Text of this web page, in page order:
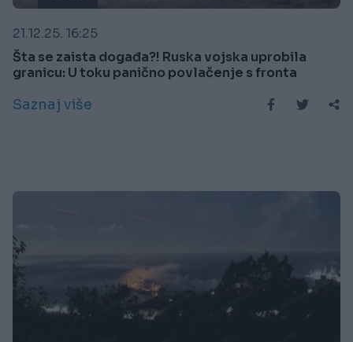
21.12.25. 16:25
Šta se zaista događa?! Ruska vojska uprobila
granicu: U toku panično povlačenje s fronta
Saznaj više